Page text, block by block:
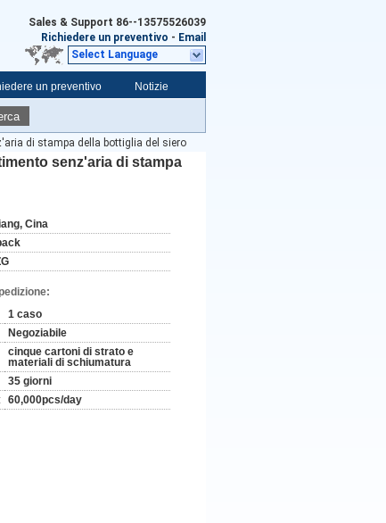
Sales & Support 86--13575526039
Richiedere un preventivo - Email
Select Language
un preventivo Notizie
di stampa della bottiglia del siero
senz'aria di stampa
Cina
1 caso
Negoziabile
cinque cartoni di strato e
materiali di schiumatura
35 giorni
60,000pcs/day